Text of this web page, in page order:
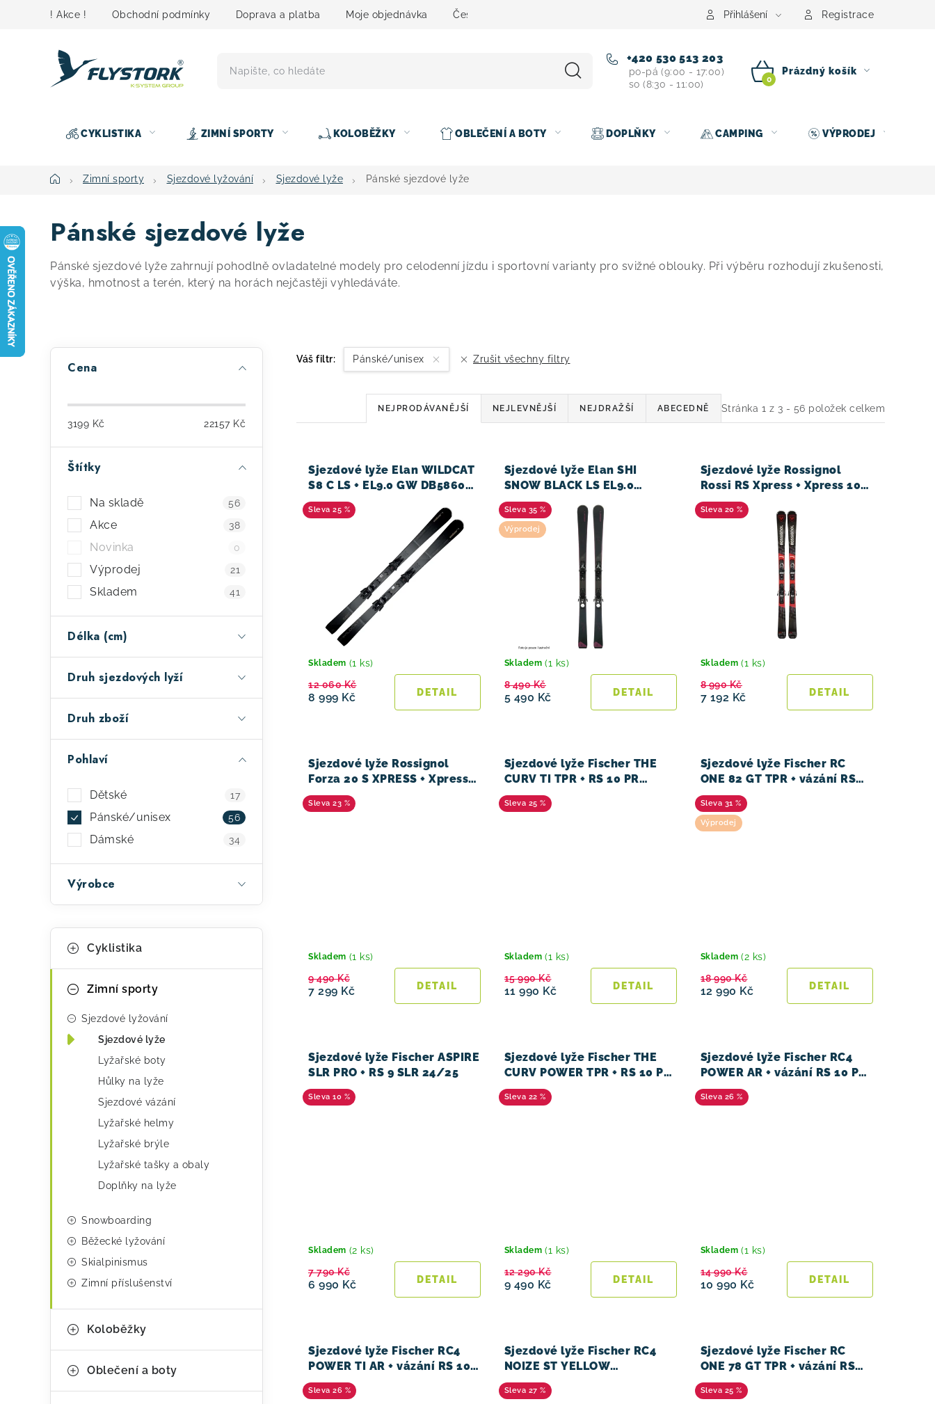
! Akce ! Obchodní podmínky Doprava a platba Moje objednávka Čeština Půjčovna nosičů kol Kontakt
Přihlášení Registrace
+420 530 513 203
po-pá (9:00 - 17:00)
so (8:30 - 11:00)
NÁKUPNÍ
Prázdný košík
CYKLISTIKA ZIMNÍ SPORTY KOLOBĚŽKY OBLEČENÍ A BOTY DOPLŇKY CAMPING VÝPRODEJ
DomůZimní sporty Sjezdové lyžování Sjezdové lyže Pánské sjezdové lyže
Pánské sjezdové lyže
Pánské sjezdové lyže zahrnují pohodlně ovladatelné modely pro celodenní jízdu i sportovní varianty pro svižné oblouky. Při výběru rozhodují zkušenosti,
výška, hmotnost a terén, který na horách nejčastěji vyhledáváte.
P
t
a
n
l
Cena
3199 Kč 22157Kč
Štítky
Na skladě 56
Akce 38
Novinka 0
Výprodej 21
Skladem 41
Délka (cm)
Druh sjezdových lyží
Druh zboží
Pohlaví
Dětské 17
Pánské/unisex 56
Dámské 34
Výrobce
Přeskočit
kategorie
K
a
Cyklistika
Zimní sporty
Sjezdové lyžování
Sjezdové lyže
Lyžařské boty
Hůlky na lyže
Sjezdové vázání
Lyžařské helmy
Lyžařské brýle
Lyžařské tašky a obaly
Doplňky na lyže
Snowboarding
Běžecké lyžování
Skialpinismus
Zimní příslušenství
Koloběžky
Oblečení a boty
Váš filtr: Pánské/unisex Zrušit všechny filtry
Stránka 1 z 3 - 56 položek celkem
Ř
a
z
e
r
o
u
ů
NEJPRODÁVANĚJŠÍ NEJLEVNĚJŠÍ NEJDRAŽŠÍ ABECEDNĚ
p
d
u
ů
Sjezdové lyže Elan WILDCAT
S8 C LS + EL9.0 GW DB5860
24/25
25 %
Skladem (1 ks)
8 999 Kč
12 060 Kč
Sjezdové lyže Elan SHI
SNOW BLACK LS EL9.0
DB5860 22
35 %
Výprodej
Skladem (1 ks)
5 490 Kč
8 490 Kč
Sjezdové lyže Rossignol
Rossi RS Xpress + Xpress 10
GW B83 25/26
20 %
Skladem (1 ks)
7 192 Kč
8 990 Kč
Sjezdové lyže Rossignol
Forza 20 S XPRESS + Xpress
10 GW B83 25/26
23 %
Skladem (1 ks)
7 299 Kč
9 490 Kč
Sjezdové lyže Fischer THE
CURV TI TPR + RS 10 PR
25/26
25 %
Skladem (1 ks)
11 990 Kč
15 990 Kč
Sjezdové lyže Fischer RC
ONE 82 GT TPR + vázání RSW
11 PR 23/24
31 %
Výprodej
Skladem (2 ks)
12 990 Kč
18 990 Kč
Sjezdové lyže Fischer ASPIRE
SLR PRO + RS 9 SLR 24/25
10 %
Skladem (2 ks)
6 990 Kč
7 790 Kč
Sjezdové lyže Fischer THE
CURV POWER TPR + RS 10 PR
24/25
22 %
Skladem (1 ks)
9 490 Kč
12 290 Kč
Sjezdové lyže Fischer RC4
POWER AR + vázání RS 10 PR
23/24
26 %
Skladem (1 ks)
10 990 Kč
14 990 Kč
Sjezdové lyže Fischer RC4
POWER TI AR + vázání RS 10
PR 23/24
26 %
Sjezdové lyže Fischer RC4
NOIZE ST YELLOW
SUPERFLEX + RC4 Z12 GW
25/26
27 %
Sjezdové lyže Fischer RC
ONE 78 GT TPR + vázání RSW
10 PR 23/24
25 %